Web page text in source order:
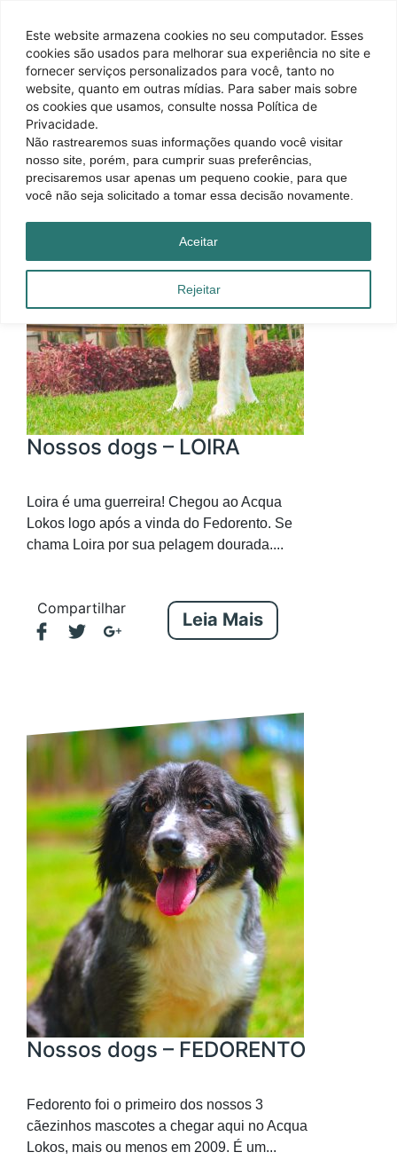
Este website armazena cookies no seu computador. Esses
cookies são usados ​​para melhorar sua experiência no site e
fornecer serviços personalizados para você, tanto no
website, quanto em outras mídias. Para saber mais sobre
os cookies que usamos, consulte nossa Política de
Privacidade.
Não rastrearemos suas informações quando você visitar
nosso site, porém, para cumprir suas preferências,
precisaremos usar apenas um pequeno cookie, para que
você não seja solicitado a tomar essa decisão novamente.
Rejeitar
Aceitar
Nossos dogs – LOIRA
Loira é uma guerreira! Chegou ao Acqua
Lokos logo após a vinda do Fedorento. Se
chama Loira por sua pelagem dourada....
Compartilhar
Leia Mais
Nossos dogs – FEDORENTO
Fedorento foi o primeiro dos nossos 3
cãezinhos mascotes a chegar aqui no Acqua
Lokos, mais ou menos em 2009. É um...